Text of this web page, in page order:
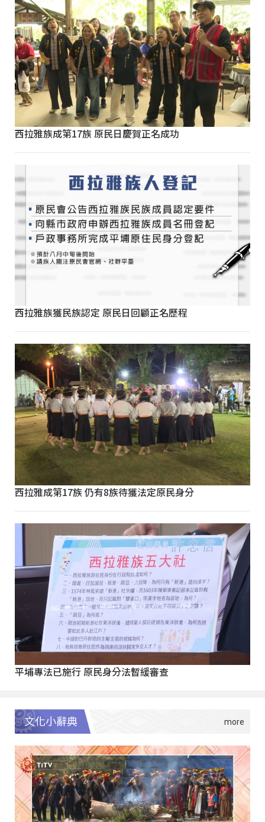
西拉雅族成第17族 原民日慶賀正名成功
西拉雅族獲民族認定 原民日回顧正名歷程
西拉雅成第17族 仍有8族待獲法定原民身分
平埔專法已施行 原民身分法暫緩審查
文化小辭典